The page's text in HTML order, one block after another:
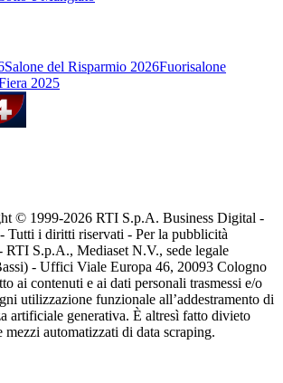
Salone del Risparmio 2026Fuorisalone
2025
© 1999-2026 RTI S.p.A. Business Digital -
Tutti i diritti riservati - Per la pubblicità
S.p.A., Mediaset N.V., sede legale
- Uffici Viale Europa 46, 20093 Cologno
ai contenuti e ai dati personali trasmessi e/o
utilizzazione funzionale all’addestramento di
artificiale generativa. È altresì fatto divieto
mezzi automatizzati di data scraping.